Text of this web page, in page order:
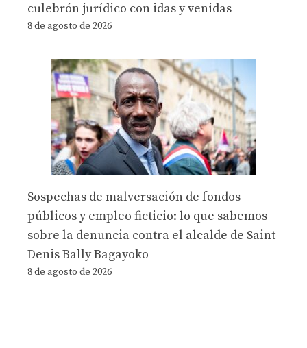
culebrón jurídico con idas y venidas
8 de agosto de 2026
Sospechas de malversación de fondos
públicos y empleo ficticio: lo que sabemos
sobre la denuncia contra el alcalde de Saint
Denis Bally Bagayoko
8 de agosto de 2026